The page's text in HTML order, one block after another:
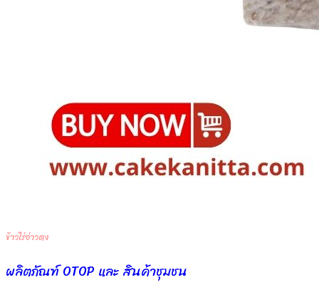
ข้าวไร่อ่าวตง
ผลิตภัณฑ์ OTOP และ สินค้าชุมชน